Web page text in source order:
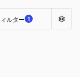
ルター 1